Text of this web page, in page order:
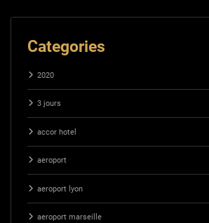
Categories
2020
3 jours
accor hotel
aeroport
aeroport lyon
aeroport marseille